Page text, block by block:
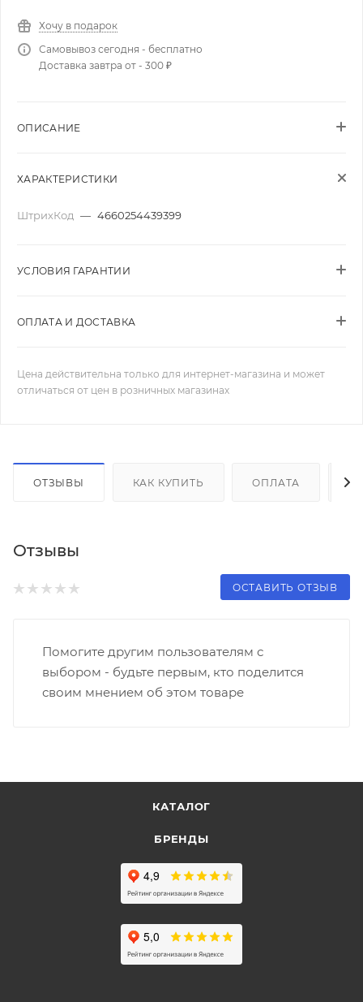
Хочу в подарок
Самовывоз сегодня - бесплатно
Доставка завтра от - 300 ₽
ОПИСАНИЕ
ХАРАКТЕРИСТИКИ
ШтрихКод — 4660254439399
УСЛОВИЯ ГАРАНТИИ
ОПЛАТА И ДОСТАВКА
Цена действительна только для интернет-магазина и может
отличаться от цен в розничных магазинах
ОТЗЫВЫ КАК КУПИТЬ ОПЛАТА
Отзывы
ОСТАВИТЬ ОТЗЫВ
Помогите другим пользователям с
выбором - будьте первым, кто поделится
своим мнением об этом товаре
КАТАЛОГ
БРЕНДЫ